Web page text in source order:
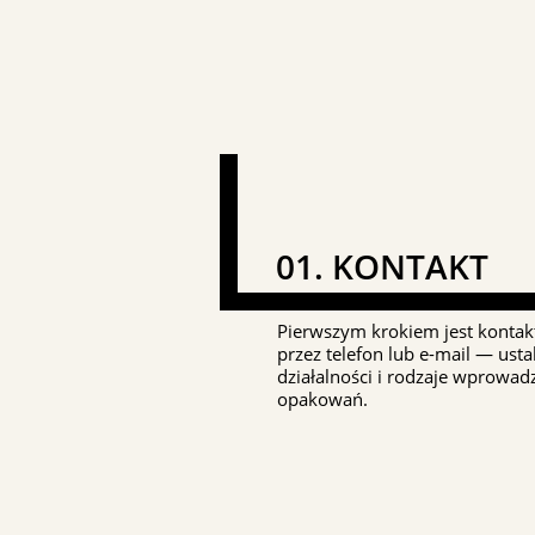
01. KONTAKT
Pierwszym krokiem jest
przez telefon lub e-mail —
działalności i rodzaje
opakowań.